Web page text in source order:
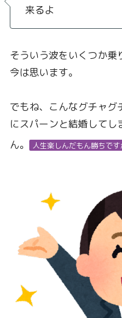
来るよ
そういう波をいくつか乗
今は思います。
でもね、こんなグチャ
にスパーンと結婚して
ん。
人生楽しんだもん勝ちです